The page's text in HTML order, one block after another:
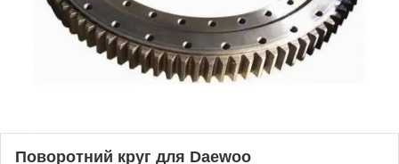
Поворотний круг для Daewoo